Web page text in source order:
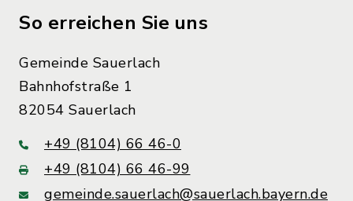
So erreichen Sie uns
Gemeinde Sauerlach
Bahnhofstraße 1
82054 Sauerlach
+49 (8104) 66 46-0
+49 (8104) 66 46-99
gemeinde.sauerlach@sauerlach.bayern.de